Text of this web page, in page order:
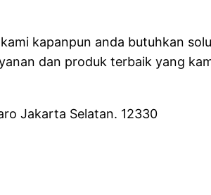
kapanpun anda butuhkan
dan produk terbaik yang
Jakarta Selatan. 12330